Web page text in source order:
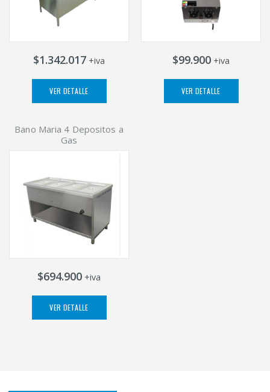
$1.342.017 +iva
VER DETALLE
$99.900 +iva
VER DETALLE
Bano Maria 4 Depositos a
Gas
$694.900 +iva
VER DETALLE